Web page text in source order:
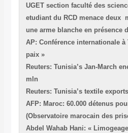
UGET section faculté des
etudiant du RCD menace deux
une arme blanche en présence
AP: Conférence internationale
paix »
Reuters: Tunisia’s Jan-March
mln
Reuters: Tunisia’s textile
AFP: Maroc: 60.000 détenus
(Observatoire marocain des
Abdel Wahab Hani: «